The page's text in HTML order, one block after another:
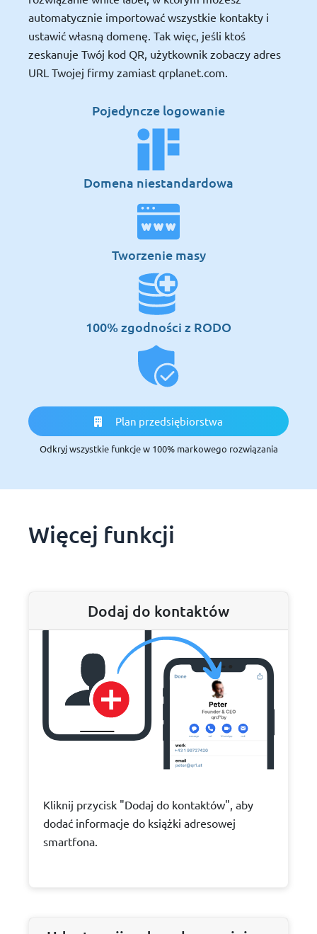
automatycznie importować wszystkie kontakty i
ustawić własną domenę. Tak więc, jeśli ktoś
zeskanuje Twój kod QR, użytkownik zobaczy adres
URL Twojej firmy zamiast qrplanet.com.
Pojedyncze logowanie
Domena niestandardowa
Tworzenie masy
100% zgodności z RODO
Plan przedsiębiorstwa
Odkryj wszystkie funkcje w 100% markowego rozwiązania
Więcej funkcji
Dodaj do kontaktów
Kliknij przycisk "Dodaj do kontaktów", aby
dodać informacje do książki adresowej
smartfona.